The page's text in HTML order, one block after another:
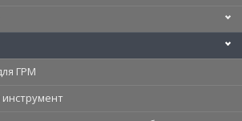
ГРМ